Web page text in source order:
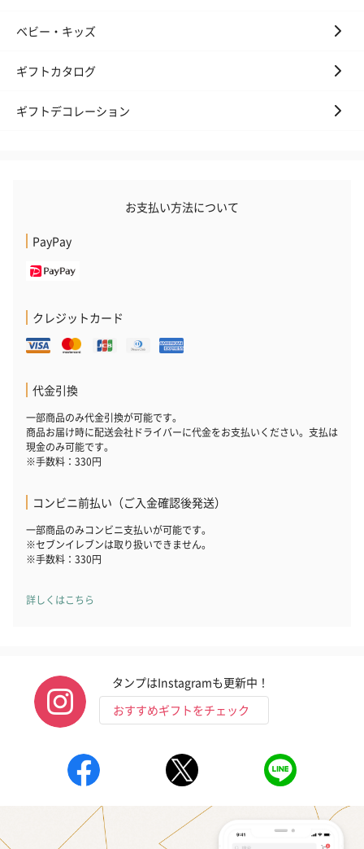
ベビー・キッズ
ギフトカタログ
ギフトデコレーション
お支払い方法について
PayPay
クレジットカード
代金引換
一部商品のみ代金引換が可能です。
商品お届け時に配送会社ドライバーに代金をお支払いください。支払は
現金のみ可能です。
※手数料：330円
コンビニ前払い（ご入金確認後発送）
一部商品のみコンビニ支払いが可能です。
※セブンイレブンは取り扱いできません。
※手数料：330円
詳しくはこちら
タンプはInstagramも更新中！
おすすめギフトをチェック